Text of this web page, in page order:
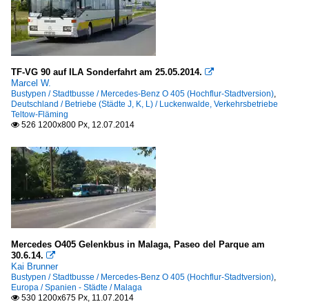
TF-VG 90 auf ILA Sonderfahrt am 25.05.2014. 
Marcel W.
Bustypen / Stadtbusse / Mercedes-Benz O 405 (Hochflur-Stadtversion),
Deutschland / Betriebe (Städte J, K, L) / Luckenwalde, Verkehrsbetriebe
Teltow-Fläming
 526 1200x800 Px, 12.07.2014
Mercedes O405 Gelenkbus in Malaga, Paseo del Parque am
30.6.14. 
Kai Brunner
Bustypen / Stadtbusse / Mercedes-Benz O 405 (Hochflur-Stadtversion),
Europa / Spanien - Städte / Malaga
 530 1200x675 Px, 11.07.2014